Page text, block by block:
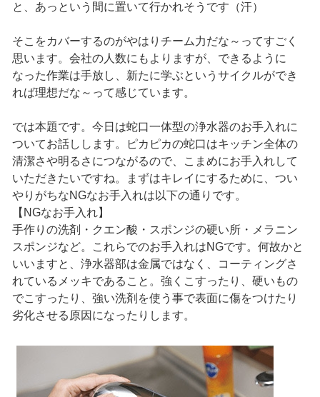
と、あっという間に置いて行かれそうです（汗）
そこをカバーするのがやはりチーム力だな～ってすごく
思います。会社の人数にもよりますが、できるように
なった作業は手放し、新たに学ぶというサイクルができ
れば理想だな～って感じています。
では本題です。今日は蛇口一体型の浄水器のお手入れに
ついてお話しします。ピカピカの蛇口はキッチン全体の
清潔さや明るさにつながるので、こまめにお手入れして
いただきたいですね。まずはキレイにするために、つい
やりがちなNGなお手入れは以下の通りです。
【NGなお手入れ】
手作りの洗剤・クエン酸・スポンジの硬い所・メラニン
スポンジなど。これらでのお手入れはNGです。何故かと
いいますと、浄水器部は金属ではなく、コーティングさ
れているメッキであること。強くこすったり、硬いもの
でこすったり、強い洗剤を使う事で表面に傷をつけたり
劣化させる原因になったりします。